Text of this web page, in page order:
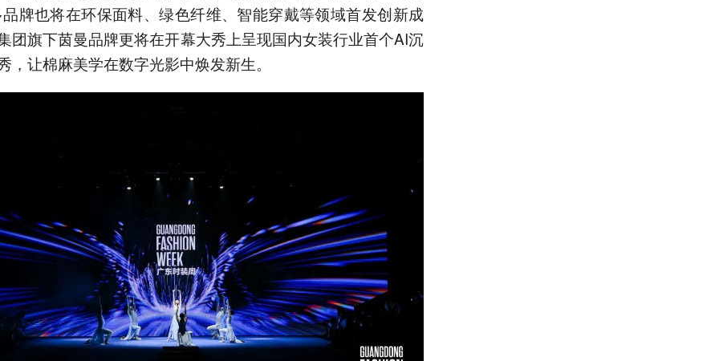
品牌也将在环保面料、绿色纤维、智能穿戴等领域首发创新成
团旗下茵曼品牌更将在开幕大秀上呈现国内女装行业首个AI沉
，让棉麻美学在数字光影中焕发新生。